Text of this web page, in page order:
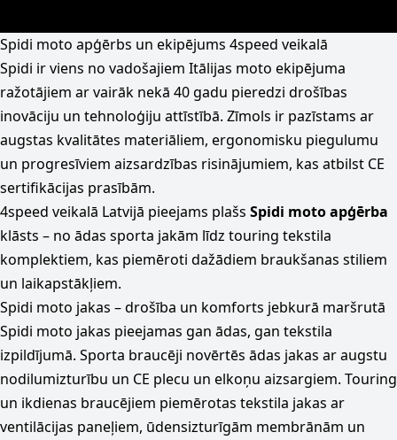
Spidi moto apģērbs un ekipējums 4speed veikalā
Spidi ir viens no vadošajiem Itālijas moto ekipējuma
ražotājiem ar vairāk nekā 40 gadu pieredzi drošības
inovāciju un tehnoloģiju attīstībā. Zīmols ir pazīstams ar
augstas kvalitātes materiāliem, ergonomisku piegulumu
un progresīviem aizsardzības risinājumiem, kas atbilst CE
sertifikācijas prasībām.
4speed veikalā Latvijā pieejams plašs Spidi moto apģērba
klāsts – no ādas sporta jakām līdz touring tekstila
komplektiem, kas piemēroti dažādiem braukšanas stiliem
un laikapstākļiem.
Spidi moto jakas – drošība un komforts jebkurā maršrutā
Spidi moto jakas pieejamas gan ādas, gan tekstila
izpildījumā. Sporta braucēji novērtēs ādas jakas ar augstu
nodilumizturību un CE plecu un elkoņu aizsargiem. Touring
un ikdienas braucējiem piemērotas tekstila jakas ar
ventilācijas paneļiem, ūdensizturīgām membrānām un